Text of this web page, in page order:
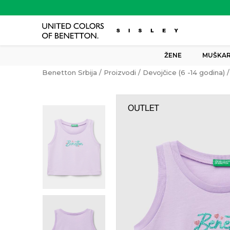
ŽENE
Benetton Srbija Proizvodi Devojčice (6 -14 godina)